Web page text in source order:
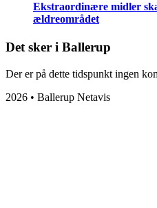
Ekstraordinære midler
ældreområdet
Det sker i Ballerup
Der er på dette tidspunkt ingen
2026 • Ballerup Netavis